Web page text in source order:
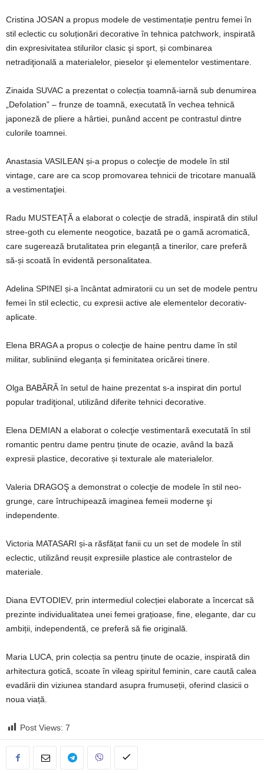
Cristina JOSAN a propus modele de vestimentație pentru femei în
stil eclectic cu soluționări decorative în tehnica patchwork, inspirată
din expresivitatea stilurilor clasic şi sport, și combinarea
netradiţională a materialelor, pieselor şi elementelor vestimentare.
Zinaida SUVAC a prezentat o colecția toamnă-iarnă sub denumirea
„Defolation” – frunze de toamnă, executată în vechea tehnică
japoneză de pliere a hârtiei, punând accent pe contrastul dintre
culorile toamnei.
Anastasia VASILEAN și-a propus o colecţie de modele în stil
vintage, care are ca scop promovarea tehnicii de tricotare manuală
a vestimentaţiei.
Radu MUSTEAŢĂ a elaborat o colecţie de stradă, inspirată din stilul
stree-goth cu elemente neogotice, bazată pe o gamă acromatică,
care sugerează brutalitatea prin eleganță a tinerilor, care preferă
să-și scoată în evidentă personalitatea.
Adelina SPINEI și-a încântat admiratorii cu un set de modele pentru
femei în stil eclectic, cu expresii active ale elementelor decorativ-
aplicate.
Elena BRAGA a propus o colecţie de haine pentru dame în stil
militar, subliniind eleganța și feminitatea oricărei tinere.
Olga BABĂRĂ în setul de haine prezentat s-a inspirat din portul
popular tradiţional, utilizând diferite tehnici decorative.
Elena DEMIAN a elaborat o colecţie vestimentară executată în stil
romantic pentru dame pentru ținute de ocazie, având la bază
expresii plastice, decorative și texturale ale materialelor.
Valeria DRAGOŞ a demonstrat o colecţie de modele în stil neo-
grunge, care întruchipează imaginea femeii moderne şi
independente.
Victoria MATASARI și-a răsfățat fanii cu un set de modele în stil
eclectic, utilizând reușit expresiile plastice ale contrastelor de
materiale.
Diana EVTODIEV, prin intermediul colecției elaborate a încercat să
prezinte individualitatea unei femei grațioase, fine, elegante, dar cu
ambiții, independentă, ce preferă să fie originală.
Maria LUCA, prin colecția sa pentru ținute de ocazie, inspirată din
arhitectura gotică, scoate în vileag spiritul feminin, care caută calea
evadării din viziunea standard asupra frumuseții, oferind clasicii o
noua viață.
Post Views: 7